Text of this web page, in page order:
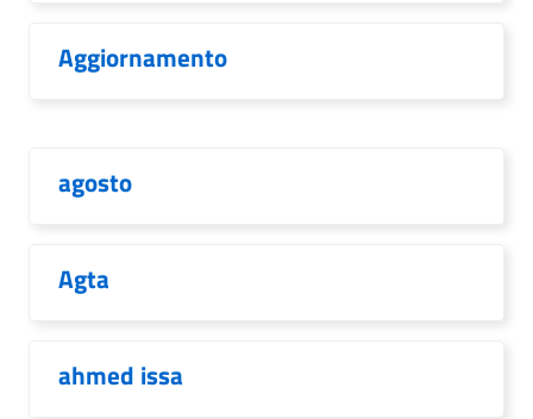
Aggiornamento
agosto
Agta
ahmed issa